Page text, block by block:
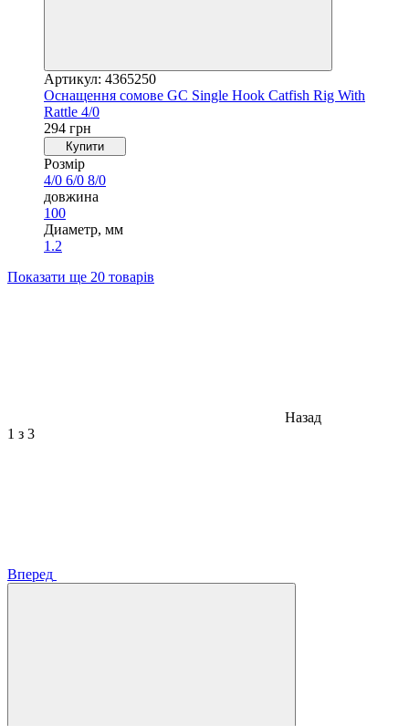
Артикул: 4365250
Оснащення сомове GC Single Hook Catfish Rig With
Rattle 4/0
294 грн
Купити
Розмір
4/0 6/0 8/0
довжина
100
Диаметр, мм
1.2
Показати ще 20 товарів
Назад
1 з 3
Вперед